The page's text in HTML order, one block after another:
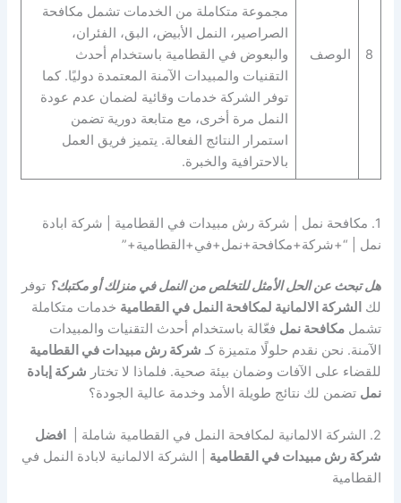
8 الوصف
مجموعة متكاملة من الخدمات تشمل مكافحة
الصراصير، النمل الأبيض، البق، الفئران،
والبعوض في القطامية باستخدام أحدث
التقنيات والمبيدات الآمنة المعتمدة دوليًا. كما
توفر الشركة خدمات وقائية لضمان عدم عودة
النمل مرة أخرى، مع متابعة دورية تضمن
استمرار النتائج الفعالة. يتميز فريق العمل
بالاحترافية والخبرة.
1. مكافحة نمل | شركة رش مبيدات في القطامية | شركة ابادة
نمل | “+شركة+مكافحة+نمل+في+القطامية+”
هل تبحث عن الحل الأمثل للتخلص من النمل في منزلك أو مكتبك؟ توفر
لك الشركة الالمانية لمكافحة النمل في القطامية خدمات متكاملة
تشملمكافحة نمل فعّالة باستخدام أحدث التقنيات والمبيدات
الآمنة. نحن نقدم حلولًا متميزة كـ شركة رش مبيدات في القطامية
للقضاء على الآفات وضمان بيئة صحية. فلماذا لا تختار شركة إبادة
نمل تضمن لك نتائج طويلة الأمد وخدمة عالية الجودة؟
2. الشركة الالمانية لمكافحة النمل في القطامية شاملة |
افضل
شركة رش مبيدات في القطامية | الشركة الالمانية لابادة النمل في
القطامية